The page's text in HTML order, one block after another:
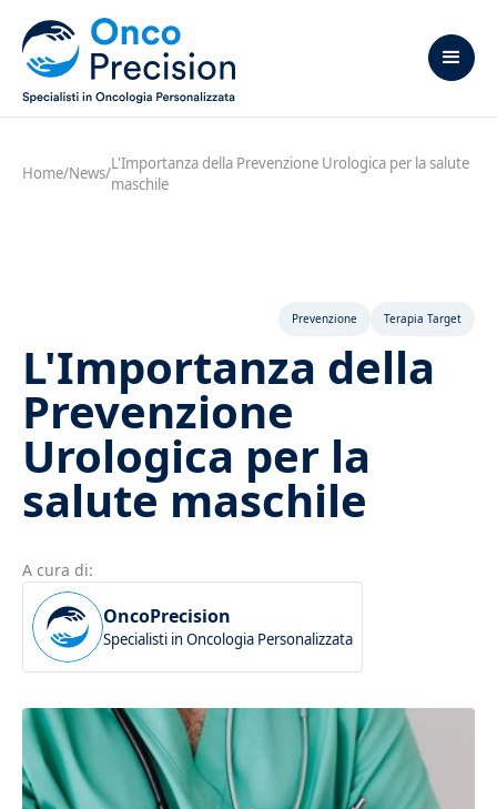
Home/News/
L'Importanza della Prevenzione Urologica per la salute
maschile
Prevenzione Terapia Target
L'Importanza della
Prevenzione
Urologica per la
salute maschile
A cura di:
OncoPrecision
Specialisti in Oncologia Personalizzata